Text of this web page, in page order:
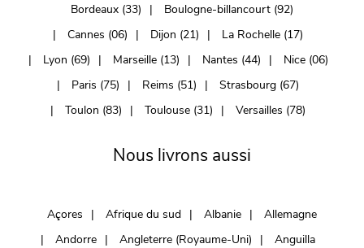
Bordeaux (33)
Boulogne-billancourt (92)
Cannes (06)
Dijon (21)
La Rochelle (17)
Lyon (69)
Marseille (13) Nantes (44)
Nice (06)
Paris (75)
Reims (51)
Strasbourg (67)
Toulon (83)
Toulouse (31) Versailles (78)
Nous livrons aussi
Açores Afrique du sud Albanie
Allemagne
Andorre
Angleterre (Royaume-Uni)
Anguilla